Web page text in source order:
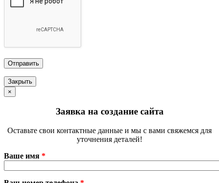
Закрыть
×
Заявка на создание сайта
Оставьте свои контактные данные и мы с вами свяжемся для
уточнения деталей!
Ваше имя *